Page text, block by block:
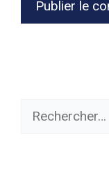
Rechercher :